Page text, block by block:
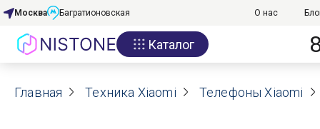
Акции
О нас
Москва Багратионовская О нас
Каталог
Главная Техника Xiaomi Телефоны Xiaomi